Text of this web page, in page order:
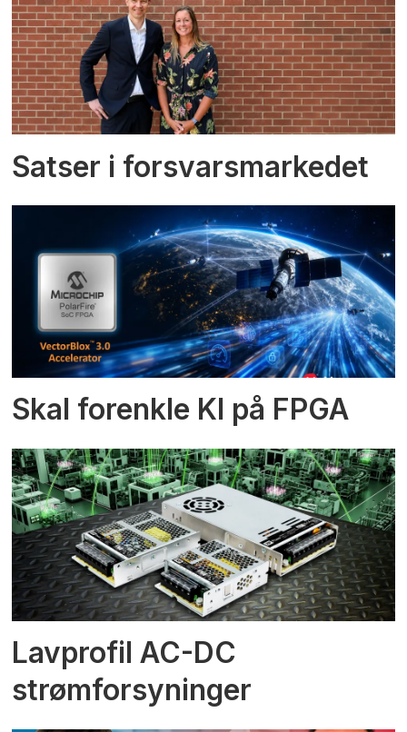
Satser i forsvarsmarkedet
Skal forenkle KI på FPGA
Lavprofil AC-DC
strømforsyninger